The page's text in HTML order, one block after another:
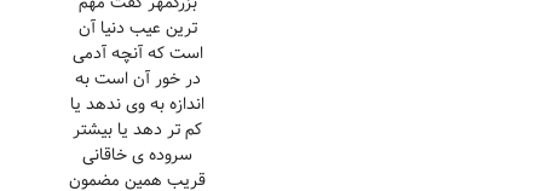
ترین عیب دنیا آن
است که آنچه آدمی
در خور آن است به
اندازه به وی ندهد یا
کم تر دهد یا بیشتر
سروده ی خاقانی
قریب همین مضمون